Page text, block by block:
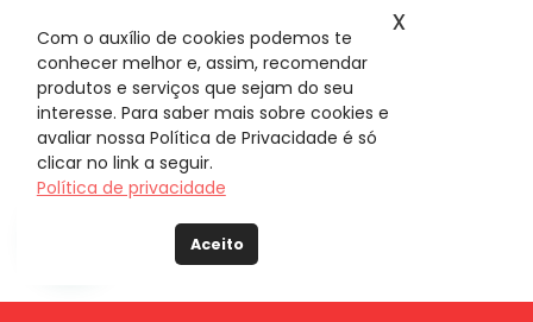
Com o auxílio de cookies podemos te
conhecer melhor e, assim, recomendar
produtos e serviços que sejam do seu
interesse. Para saber mais sobre cookies e
avaliar nossa Política de Privacidade é só
clicar no link a seguir.
Política de privacidade
Aceito
x